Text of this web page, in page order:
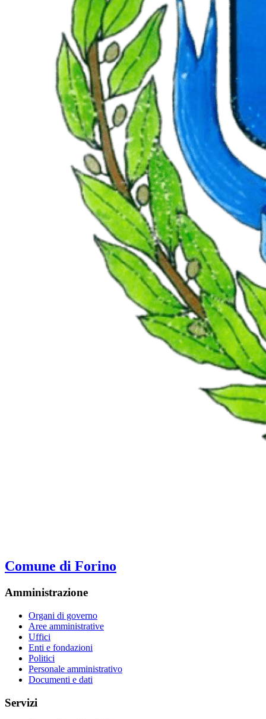
Comune di Forino
Amministrazione
Organi di governo
Aree amministrative
Uffici
Enti e fondazioni
Politici
Personale amministrativo
Documenti e dati
Servizi